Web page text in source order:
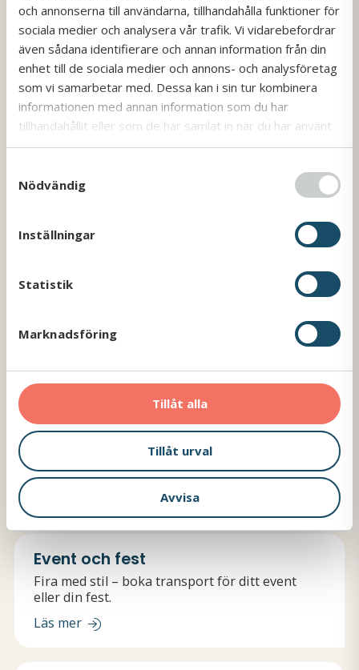
och annonserna till användarna, tillhandahålla funktioner för
sociala medier och analysera vår trafik. Vi vidarebefordrar
även sådana identifierare och annan information från din
enhet till de sociala medier och annons- och analysföretag
som vi samarbetar med. Dessa kan i sin tur kombinera
informationen med annan information som du har
tillhandahållit eller som de har samlat in när du har använt
deras tjänster.
Nödvändig
Inställningar
Statistik
Marknadsföring
Tillåt alla
Tillåt urval
Avvisa
Läs mer
Boka buss
Vi erbjuder trygga och bekväma bussresor,
oavsett destination.
Utforska vår moderna fordonsflotta – alltid
anpassad för dina behov.
Resevillkor
behöver inför resan.
Relaterade resor
Upptäck fler resealternativ som passar dina
behov och intressen.
Event och fest
Fira med stil – boka transport för ditt event
eller din fest.
Läs mer